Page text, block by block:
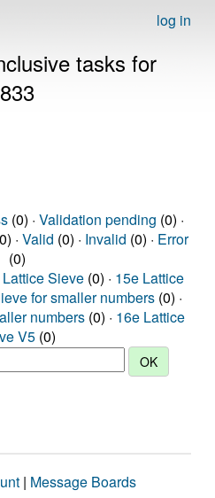
log in
tasks for
(0) · Validation pending (0) ·
· Valid (0) · Invalid (0) · Error
(0)
Sieve (0) · 15e Lattice
for smaller numbers (0) ·
numbers (0) · 16e Lattice
V5 (0)
| Message Boards